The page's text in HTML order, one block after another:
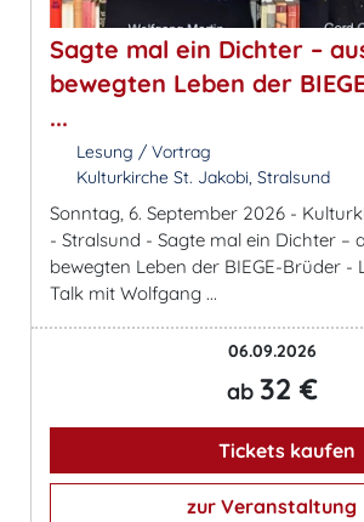
Sagte mal ein Dichter –
bewegten Leben der
...
Lesung / Vortrag
Kulturkirche St. Jakobi, Stralsund
Sonntag, 6. September 2026 -
- Stralsund - Sagte mal ein Dichter –
bewegten Leben der BIEGE-Brüder -
Talk mit Wolfgang ...
06.09.2026
ab 32 €
Tickets kaufen
zur Veranstaltung